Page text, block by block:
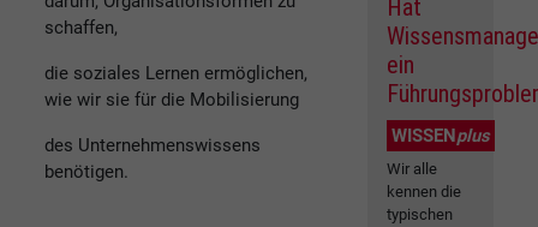
schaffen,
die soziales Lernen ermöglichen,
wie wir sie für die Mobilisierung
des Unternehmenswissens
benötigen.
Hat
ein
WISSENplus
Wir alle
kennen die
typischen